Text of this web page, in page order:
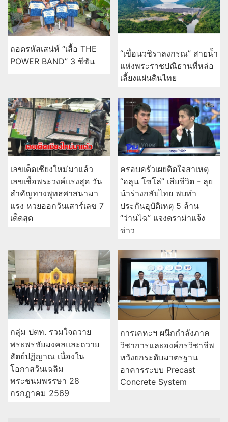
ถอดรหัสเสน่ห์ “เสื้อ THE
POWER BAND” 3 ซีซัน
“เขื่อนวชิราลงกรณ” สายน้ำ
แห่งพระราชปณิธานที่หล่อ
เลี้ยงแผ่นดินไทย
เลขเด็ดเชียงใหม่มาแล้ว
เลขเชื้อพระวงค์แรงสุด วัน
สำคัญทางพุทธศาสนามา
แรง หวยออกวันเสาร์เลข 7
เด็ดสุด
ครอบครัวเผยติดใจสาเหตุ
“ฮลุน โซโล่” เสียชีวิต - ลุย
นำร่างกลับไทย พบทำ
ประกันอุบัติเหตุ 5 ล้าน
“ว่านไฉ” แจงดราม่าแจ้ง
ข่าว
กลุ่ม ปตท. รวมใจถวาย
พระพรชัยมงคลและถวาย
สัตย์ปฏิญาณ เนื่องใน
โอกาสวันเฉลิม
พระชนมพรรษา 28
กรกฎาคม 2569
การเคหะฯ ผนึกกำลังภาค
วิชาการและองค์กรวิชาชีพ
หวังยกระดับมาตรฐาน
อาคารระบบ Precast
Concrete System